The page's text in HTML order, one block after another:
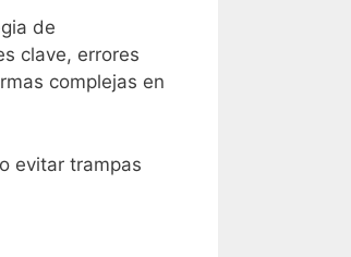
de
clave, errores
complejas en
evitar trampas